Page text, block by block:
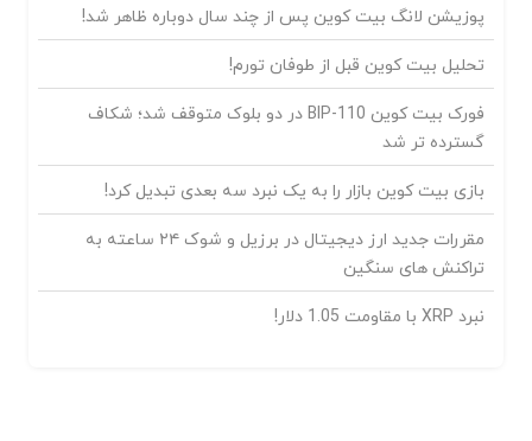
پوزیشن لانگ بیت کوین پس از چند سال دوباره ظاهر شد!
تحلیل بیت کوین قبل از طوفان تورم!
فورک بیت کوین BIP-110 در دو بلوک متوقف شد؛ شکاف
گسترده تر شد
بازی بیت کوین بازار را به یک نبرد سه بعدی تبدیل کرد!
مقررات جدید ارز دیجیتال در برزیل و شوک ۲۴ ساعته به
تراکنش های سنگین
نبرد XRP با مقاومت 1.05 دلار!